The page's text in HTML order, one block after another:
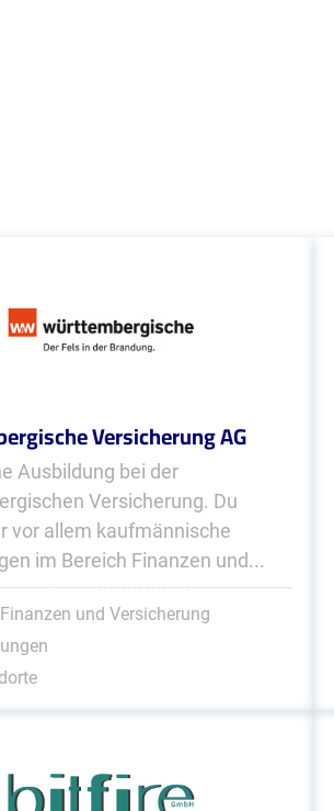
Versicherung AG
Ausbildung bei der
Versicherung. Du
vor allem kaufmännische
im Bereich Finanzen und...
und Versicherung